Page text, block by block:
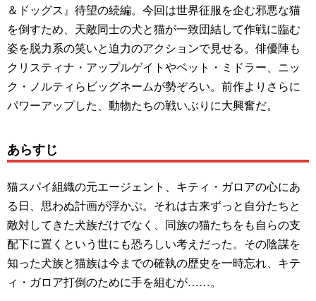
＆ドッグス』待望の続編。今回は世界征服を企む邪悪な猫
を倒すため、天敵同士の犬と猫が一致団結して作戦に臨む
姿を脱力系の笑いと迫力のアクションで見せる。俳優陣も
クリスティナ・アップルゲイトやベット・ミドラー、ニッ
ク・ノルティらビッグネームが勢ぞろい。前作よりさらに
パワーアップした、動物たちの戦いぶりに大興奮だ。
あらすじ
猫スパイ組織の元エージェント、キティ・ガロアの心にあ
る日、思わぬ計画が浮かぶ。それは古来ずっと自分たちと
敵対してきた犬族だけでなく、同族の猫たちをも自らの支
配下に置くという世にも恐ろしい考えだった。その陰謀を
知った犬族と猫族は今までの確執の歴史を一時忘れ、キテ
ィ・ガロア打倒のために手を組むが……。